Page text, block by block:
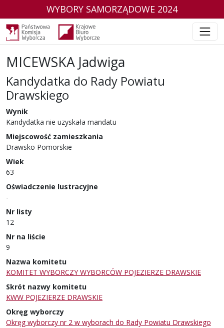
WYBORY SAMORZĄDOWE 2024
MICEWSKA Jadwiga
Kandydatka do Rady Powiatu
Drawskiego
w wyborach samorządowych w 2024 r.
Wynik
Kandydatka nie uzyskała mandatu
Miejscowość zamieszkania
Drawsko Pomorskie
Wiek
63
Oświadczenie lustracyjne
-
Nr listy
12
Nr na liście
9
Nazwa komitetu
KOMITET WYBORCZY WYBORCÓW POJEZIERZE DRAWSKIE
Skrót nazwy komitetu
KWW POJEZIERZE DRAWSKIE
Okręg wyborczy
Okręg wyborczy nr 2 w wyborach do Rady Powiatu Drawskiego